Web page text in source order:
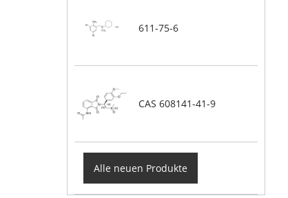
611-75-6
CAS 608141-41-9
Alle neuen Produkte